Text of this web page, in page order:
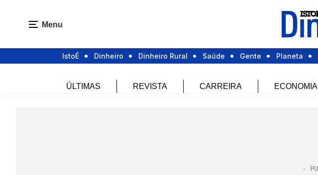
Menu
IstoÉ Dinheiro Dinheiro Rural Saúde Gente Planeta
ÚLTIMAS REVISTA CARREIRA ECONOMIA